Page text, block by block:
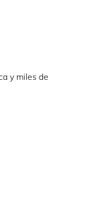
y miles de